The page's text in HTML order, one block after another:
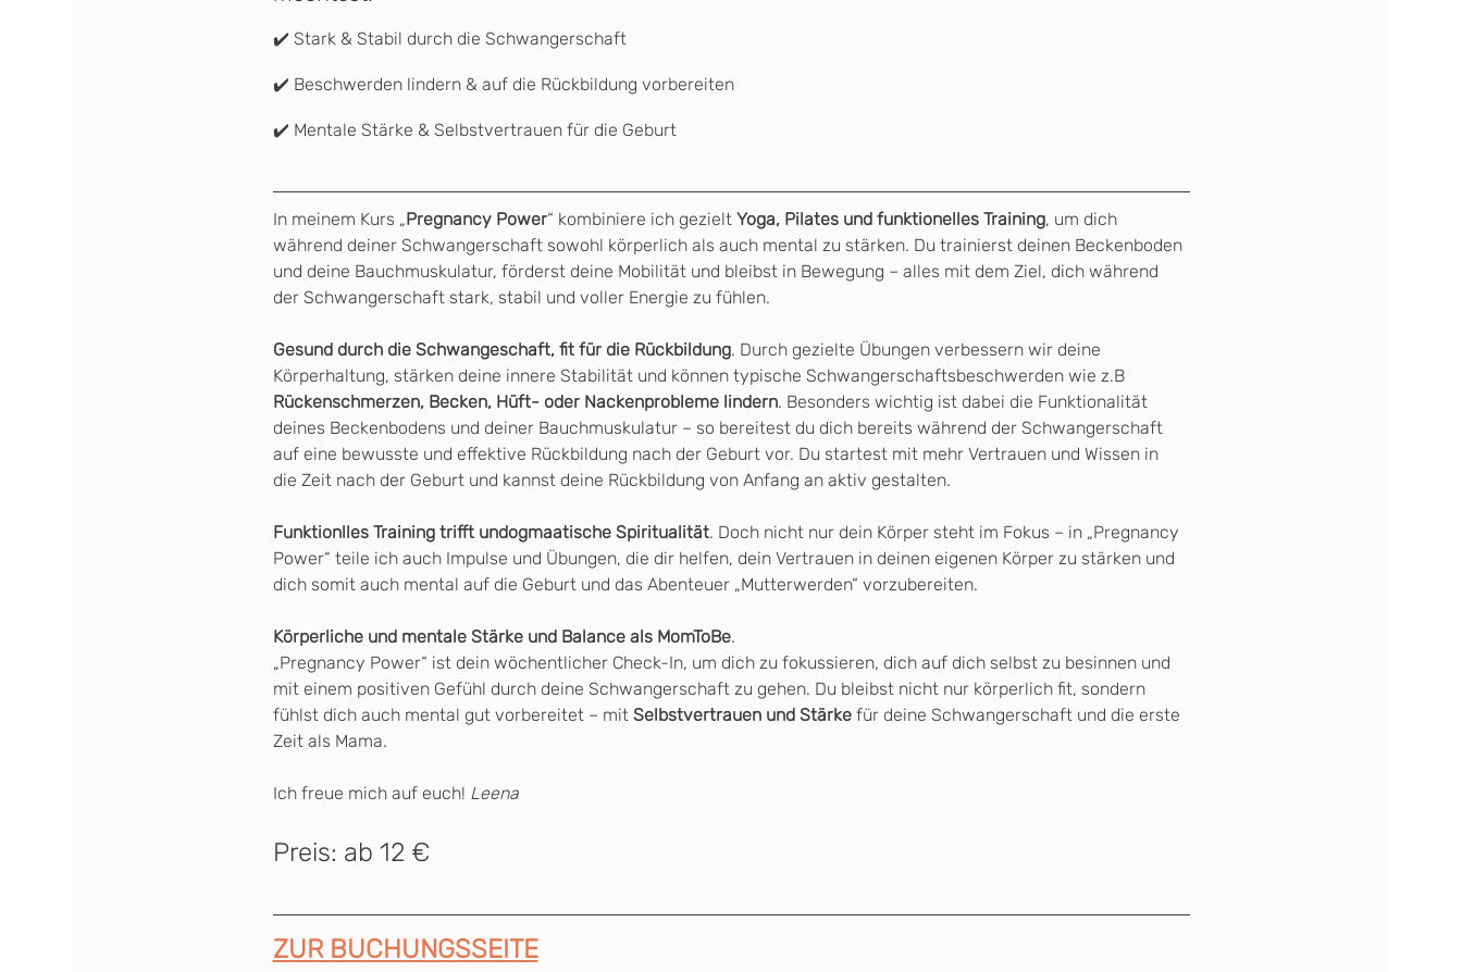
✔️ Stark & Stabil durch die Schwangerschaft
✔️ Beschwerden lindern & auf die Rückbildung vorbereiten
✔️ Mentale Stärke & Selbstvertrauen für die Geburt
In meinem Kurs „Pregnancy Power“ kombiniere ich gezielt Yoga, Pilates und funktionelles Training, um dich
während deiner Schwangerschaft sowohl körperlich als auch mental zu stärken. Du trainierst deinen Beckenboden
und deine Bauchmuskulatur, förderst deine Mobilität und bleibst in Bewegung – alles mit dem Ziel, dich während
der Schwangerschaft stark, stabil und voller Energie zu fühlen.
Gesund durch die Schwangeschaft, fit für die Rückbildung. Durch gezielte Übungen verbessern wir deine
Körperhaltung, stärken deine innere Stabilität und können typische Schwangerschaftsbeschwerden wie z.B
Rückenschmerzen, Becken, Hüft- oder Nackenprobleme lindern. Besonders wichtig ist dabei die Funktionalität
deines Beckenbodens und deiner Bauchmuskulatur – so bereitest du dich bereits während der Schwangerschaft
auf eine bewusste und effektive Rückbildung nach der Geburt vor. Du startest mit mehr Vertrauen und Wissen in
die Zeit nach der Geburt und kannst deine Rückbildung von Anfang an aktiv gestalten.
Funktionlles Training trifft undogmaatische Spiritualität. Doch nicht nur dein Körper steht im Fokus – in „Pregnancy
Power“ teile ich auch Impulse und Übungen, die dir helfen, dein Vertrauen in deinen eigenen Körper zu stärken und
dich somit auch mental auf die Geburt und das Abenteuer „Mutterwerden“ vorzubereiten.
Körperliche und mentale Stärke und Balance als MomToBe.
„Pregnancy Power“ ist dein wöchentlicher Check-In, um dich zu fokussieren, dich auf dich selbst zu besinnen und
mit einem positiven Gefühl durch deine Schwangerschaft zu gehen. Du bleibst nicht nur körperlich fit, sondern
fühlst dich auch mental gut vorbereitet – mit Selbstvertrauen und Stärke für deine Schwangerschaft und die erste
Zeit als Mama.
Ich freue mich auf euch! Leena
Preis: ab 12 €
ZUR BUCHUNGSSEITE